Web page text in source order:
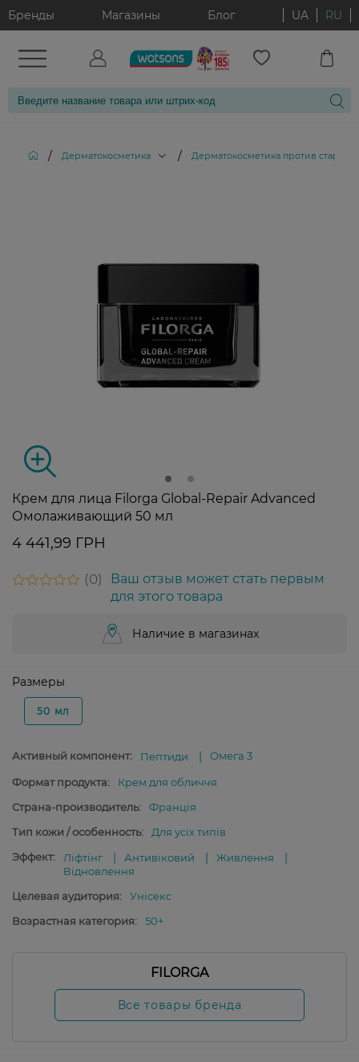
Бренды Магазины Блог UA RU
/ Дерматокосметика / Дерматокосметика против
Крем для лица Filorga Global-Repair Advanced
Омолаживающий 50 мл
4 441,99 ГРН
0
Ваш отзыв может стать первым
для этого товара
Наличие в магазинах
Размеры
50 мл
Активный компонент: Пептиди Омега 3
Формат продукта:
Крем для обличчя
Страна-производитель:
Франція
Тип кожи / особенность:
Для усіх типів
Эффект:
Ліфтінг Антивіковий
Живлення
Відновлення
Целевая аудитория:
Унісекс
Возрастная категория:
50+
FILORGA
Все товары бренда